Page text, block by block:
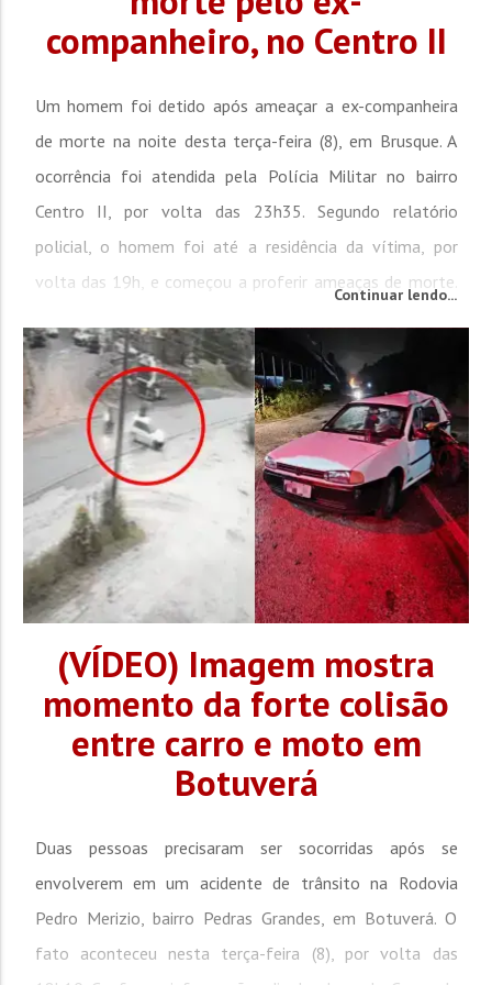
companheiro, no Centro II
Um homem foi detido após ameaçar a ex-companheira
de morte na noite desta terça-feira (8), em Brusque. A
ocorrência foi atendida pela Polícia Militar no bairro
Centro II, por volta das 23h35. Segundo relatório
policial, o homem foi até a residência da vítima, por
volta das 19h, e começou a proferir ameaças de morte.
as ameaças. A polícia...
Continuar lendo...
(VÍDEO) Imagem mostra
momento da forte colisão
entre carro e moto em
Botuverá
Duas pessoas precisaram ser socorridas após se
envolverem em um acidente de trânsito na Rodovia
Pedro Merizio, bairro Pedras Grandes, em Botuverá. O
fato aconteceu nesta terça-feira (8), por volta das